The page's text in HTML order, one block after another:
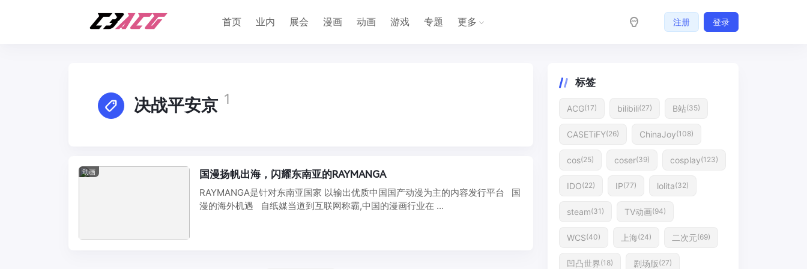
首页 业内 展会 漫画 动画 游戏 专题 更多 注册 登录
决战平安京 1
动画 国漫扬帆出海，闪耀东南亚的RAYMANGA
RAYMANGA是针对东南亚国家 以输出优质中国国产动漫为主的内容发行平台 国
漫的海外机遇 自纸媒当道到互联网称霸,中国的漫画行业在 ...
标签
ACG(17) bilibili(27) B站(35)
CASETiFY(26) ChinaJoy(108)
cos(25) coser(39) cosplay(123)
IDO(22) IP(77) lolita(32)
steam(31) TV动画(94)
WCS(40) 上海(24) 二次元(69)
凹凸世界(18) 剧场版(27)